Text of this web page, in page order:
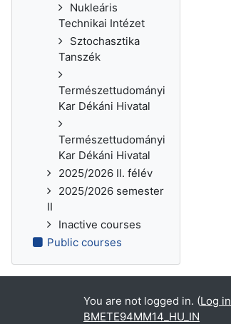
Nukleáris
Technikai Intézet
Sztochasztika
Tanszék
Természettudományi
Kar Dékáni Hivatal
Természettudományi
Kar Dékáni Hivatal
2025/2026 II. félév
2025/2026 semester
II
Inactive courses
Public courses
You are not logged in. (Log in
BMETE94MM14_HU_IN